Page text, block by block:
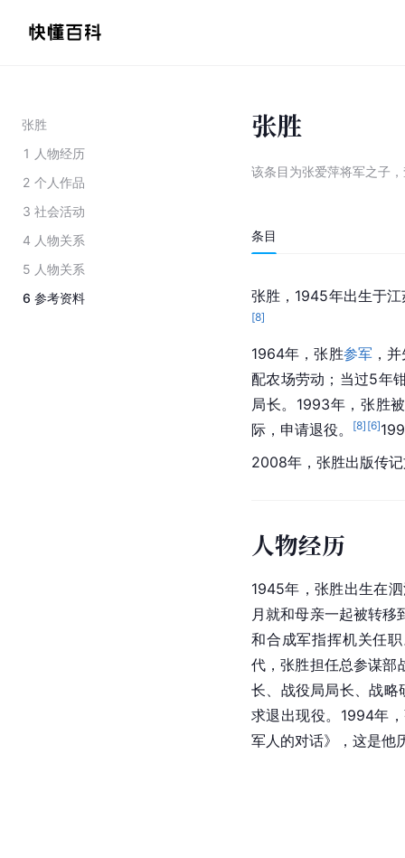
张胜
1 人物经历
2 个人作品
3 社会活动
4 人物关系
5 人物关系
6 参考资料
张胜
该条目为张爱萍将军之子 ，
条目
张胜，1945年出生于
[8]
1964年，张胜参军 ，
配农场劳动；当过5年
局长。1993年，张胜
际，申请退役。
[8] [6]
2008年，张胜出版传
人物经历
1945年，张胜出生在
月就和母亲一起被转移
和合成军指挥机关任
代，张胜担任总参谋部
长、战役局局长、战略
求退出现役。1994年
军人的对话》，这是他